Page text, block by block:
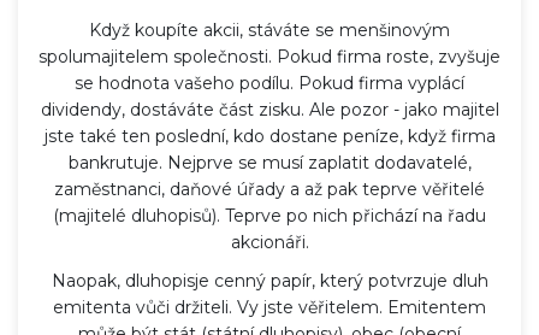
Když koupíte akcii, stáváte se menšinovým
spolumajitelem společnosti. Pokud firma roste, zvyšuje
se hodnota vašeho podílu. Pokud firma vyplácí
dividendy, dostáváte část zisku. Ale pozor - jako majitel
jste také ten poslední, kdo dostane peníze, když firma
bankrutuje. Nejprve se musí zaplatit dodavatelé,
zaměstnanci, daňové úřady a až pak teprve věřitelé
(majitelé dluhopisů). Teprve po nich přichází na řadu
akcionáři.
Naopak, dluhopisje cenný papír, který potvrzuje dluh
emitenta vůči držiteli. Vy jste věřitelem. Emitentem